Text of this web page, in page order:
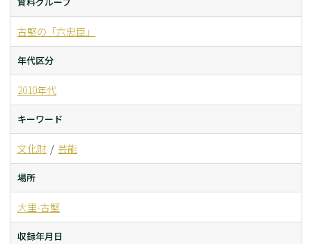
古堅の「六忠臣」
年代区分
2010年代
キーワード
文化財 芸能
場所
大里-古堅
収録年月日